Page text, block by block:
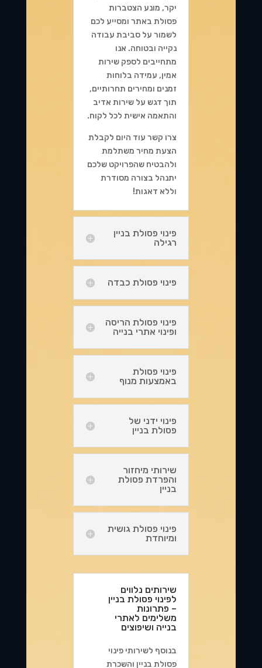
יקר, מונע הצטברות
פסולת באתר ומסייע לכם
לשמור על סביבת עבודה
נקייה ובטוחה. אנו
מתחייבים לספק שירות
אמין, עמידה בלוחות
זמנים ומחירים תחרותיים,
תוך דגש על שירות אדיב
והתאמה אישית לכל לקוח.
צרו קשר עוד היום לקבלת
הצעת מחיר משתלמת
ולהבטיח שהפרויקט שלכם
יתנהל בצורה מסודרת
וללא דאגות!
פינוי פסולת בניין
רגילה
פינוי פסולת כבדה
פינוי פסולת הריסה
ופינוי אתרי בנייה
פינוי פסולת
באמצעות מנוף
פינוי ידני של
פסולת בניין
שירותי מיחזור
והפרדת פסולת
בניין
פינוי פסולת גושית
ומיוחדת
שירותים נלווים
לפינוי פסולת בניין
– פתרונות
משלימים לאתרי
בנייה ושיפוצים
בנוסף לשירותי פינוי
פסולת בניין והשכרת